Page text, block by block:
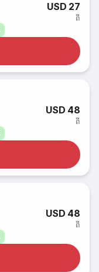
USD 27
ពី
USD 48
ពី
USD 48
ពី